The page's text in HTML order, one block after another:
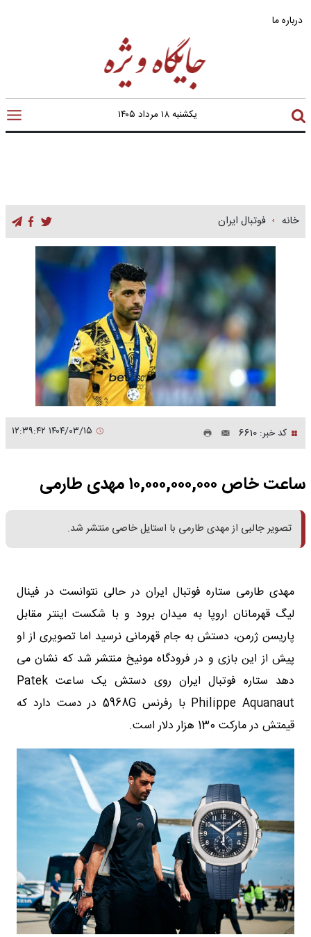
درباره ما
یکشنبه ۱۸ مرداد ۱۴۰۵
خانه فوتبال ایران
کد خبر: 6610
ساعت خاص ۱۰,۰۰۰,۰۰۰,۰۰۰ مهدی طارمی
تصویر جالبی از مهدی طارمی با استایل خاصی منتشر شد.
مهدی طارمی ستاره فوتبال ایران در حالی نتوانست در فینال
لیگ قهرمانان اروپا به میدان برود و با شکست اینتر مقابل
پاریسن ژرمن، دستش به جام قهرمانی نرسید اما تصویری از او
پیش از این بازی و در فرودگاه مونیخ منتشر شد که نشان می
دهد ستاره فوتبال ایران روی دستش یک ساعت Patek
Philippe Aquanaut با رفرنس 5968G در دست دارد که
قیمتش در مارکت 130 هزار دلار است.